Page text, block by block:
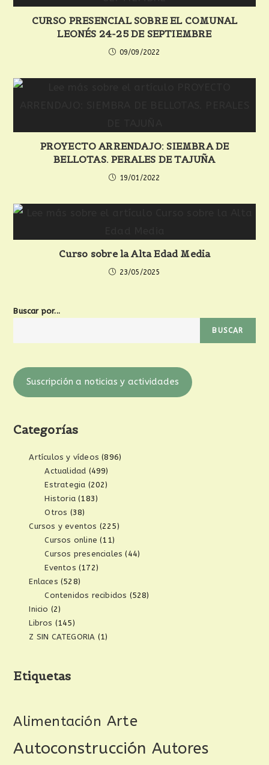
CURSO PRESENCIAL SOBRE EL COMUNAL
LEONÉS 24-25 DE SEPTIEMBRE
09/09/2022
PROYECTO ARRENDAJO: SIEMBRA DE
BELLOTAS. PERALES DE TAJUÑA
19/01/2022
Curso sobre la Alta Edad Media
23/05/2025
Buscar por...
BUSCAR
Suscripción a noticias y actividades
Categorías
Artículos y vídeos (896)
Actualidad (499)
Estrategia (202)
Historia (183)
Otros (38)
Cursos y eventos (225)
Cursos online (11)
Cursos presenciales (44)
Eventos (172)
Enlaces (528)
Contenidos recibidos (528)
Inicio (2)
Libros (145)
Z SIN CATEGORIA (1)
Etiquetas
Alimentación Arte
Autoconstrucción Autores